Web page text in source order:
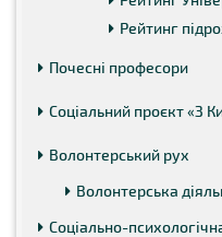
Рейтинг
Почесні професори
Соціальний проєкт «З
Волонтерський рух
Волонтерська
Соціально-